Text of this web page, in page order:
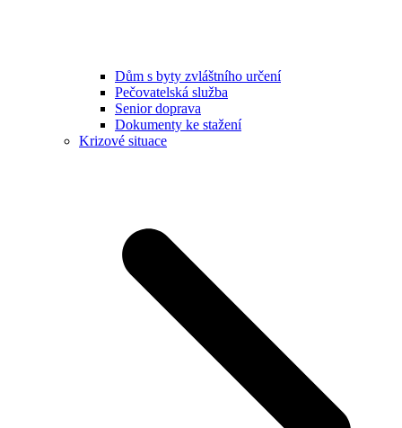
Dům s byty zvláštního určení
Pečovatelská služba
Senior doprava
Dokumenty ke stažení
Krizové situace